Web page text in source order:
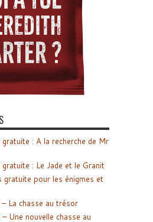
: A la recherche de Mr
: Le Jade et le Granit
gratuite pour les énigmes et
La chasse au trésor
– Une nouvelle chasse au